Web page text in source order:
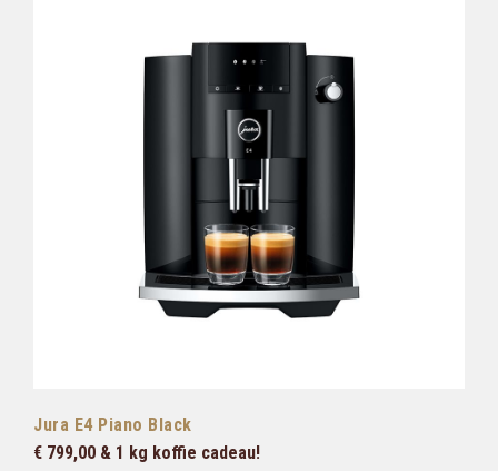
Jura E4 Piano Black
€ 799,00 & 1 kg koffie cadeau!